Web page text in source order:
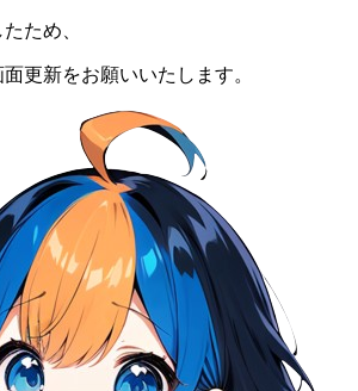
ため、
更新をお願いいたします。